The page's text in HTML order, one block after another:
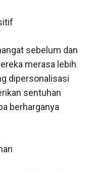
sebelum dan
merasa lebih
dipersonalisasi
sentuhan
berharganya